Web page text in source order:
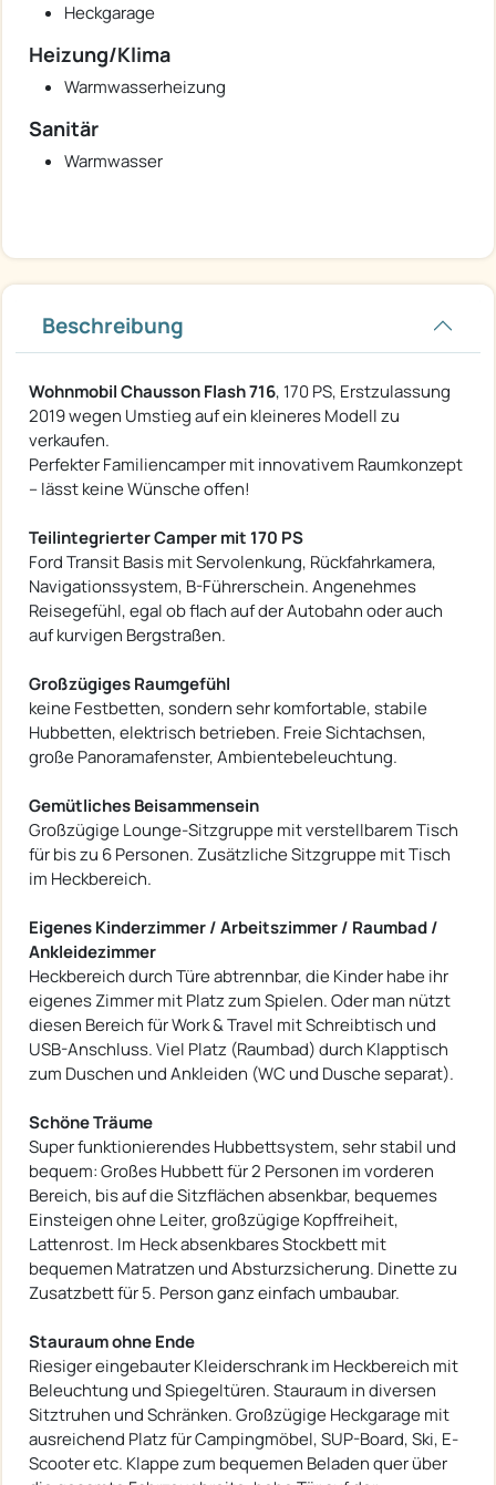
Heckgarage
Heizung/Klima
Warmwasserheizung
Sanitär
Warmwasser
Beschreibung
Wohnmobil Chausson Flash 716, 170 PS, Erstzulassung
2019 wegen Umstieg auf ein kleineres Modell zu
verkaufen.
Perfekter Familiencamper mit innovativem Raumkonzept
– lässt keine Wünsche offen!
Teilintegrierter Camper mit 170 PS
Ford Transit Basis mit Servolenkung, Rückfahrkamera,
Navigationssystem, B-Führerschein. Angenehmes
Reisegefühl, egal ob flach auf der Autobahn oder auch
auf kurvigen Bergstraßen.
Großzügiges Raumgefühl
keine Festbetten, sondern sehr komfortable, stabile
Hubbetten, elektrisch betrieben. Freie Sichtachsen,
große Panoramafenster, Ambientebeleuchtung.
Gemütliches Beisammensein
Großzügige Lounge-Sitzgruppe mit verstellbarem Tisch
für bis zu 6 Personen. Zusätzliche Sitzgruppe mit Tisch
im Heckbereich.
Eigenes Kinderzimmer / Arbeitszimmer / Raumbad /
Ankleidezimmer
Heckbereich durch Türe abtrennbar, die Kinder habe ihr
eigenes Zimmer mit Platz zum Spielen. Oder man nützt
diesen Bereich für Work & Travel mit Schreibtisch und
USB-Anschluss. Viel Platz (Raumbad) durch Klapptisch
zum Duschen und Ankleiden (WC und Dusche separat).
Schöne Träume
Super funktionierendes Hubbettsystem, sehr stabil und
bequem: Großes Hubbett für 2 Personen im vorderen
Bereich, bis auf die Sitzflächen absenkbar, bequemes
Einsteigen ohne Leiter, großzügige Kopffreiheit,
Lattenrost. Im Heck absenkbares Stockbett mit
bequemen Matratzen und Absturzsicherung. Dinette zu
Zusatzbett für 5. Person ganz einfach umbaubar.
Stauraum ohne Ende
Riesiger eingebauter Kleiderschrank im Heckbereich mit
Beleuchtung und Spiegeltüren. Stauraum in diversen
Sitztruhen und Schränken. Großzügige Heckgarage mit
ausreichend Platz für Campingmöbel, SUP-Board, Ski, E-
Scooter etc. Klappe zum bequemen Beladen quer über